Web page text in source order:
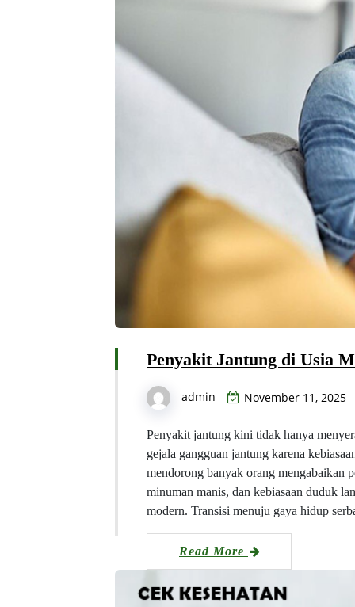
Penyakit Jantung di Usia
admin November 11, 2025
Penyakit jantung kini tidak hanya
gejala gangguan jantung karena
mendorong banyak orang mengabaikan
minuman manis, dan kebiasaan duduk
modern. Transisi menuju gaya hidup
Read More